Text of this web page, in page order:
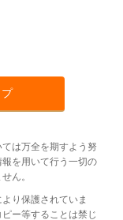
は万全を期すよう努
を用いて行う一切の
ん。
り保護されていま
ー等することは禁じ